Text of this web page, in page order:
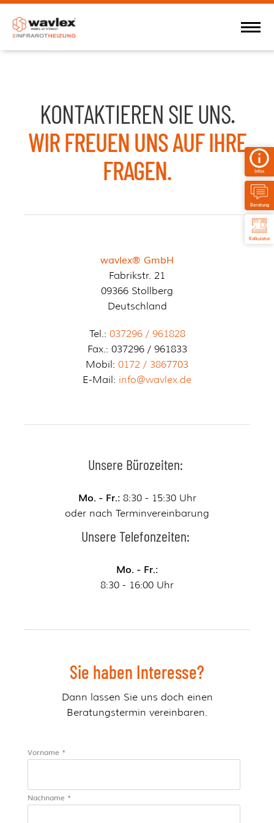
Infos
Beratung
Kalkulator
KONTAKTIEREN SIE UNS.
WIR FREUEN UNS AUF IHRE
FRAGEN.
wavlex® GmbH
Fabrikstr. 21
09366 Stollberg
Deutschland
Tel.: 037296 / 961828
Fax.: 037296 / 961833
Mobil: 0172 / 3867703
E-Mail: info@wavlex.de
Unsere Bürozeiten:
Mo. - Fr.:8:30 - 15:30 Uhr
oder nach Terminvereinbarung
Unsere Telefonzeiten:
Mo. - Fr.:
8:30 - 16:00 Uhr
Sie haben Interesse?
Dann lassen Sie uns doch einen
Beratungstermin vereinbaren.
Vorname *
Nachname *